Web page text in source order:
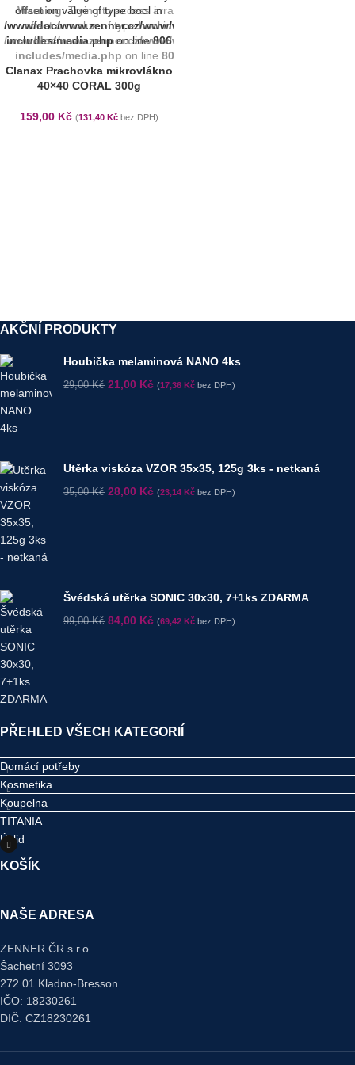
offset on value of type bool in
/www/doc/www.zenner.cz/www/wp-
includes/media.phpon line806
Warning: Trying to access array
offset on value of type bool in
/www/doc/www.zenner.cz/www/wp-
includes/media.php on line 806
Clanax Prachovka mikrovlákno
40×40 CORAL 300g
159,00 Kč (131,40 Kčbez DPH)
AKČNÍ PRODUKTY
Houbička melaminová NANO 4ks
29,00Kč 21,00 Kč (17,36 Kč bez DPH)
Utěrka viskóza VZOR 35x35, 125g 3ks - netkaná
35,00Kč 28,00 Kč (23,14 Kč bez DPH)
Švédská utěrka SONIC 30x30, 7+1ks ZDARMA
99,00Kč 84,00 Kč (69,42 Kč bez DPH)
PŘEHLED VŠECH KATEGORIÍ
Domácí potřeby
Kosmetika
Koupelna
TITANIA
Úklid
KOŠÍK
NAŠE ADRESA
ZENNER ČR s.r.o.
Šachetní 3093
272 01 Kladno-Bresson
IČO: 18230261
DIČ: CZ18230261